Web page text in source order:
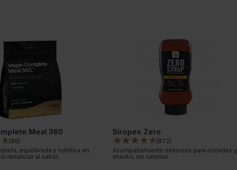
Meal 360
(86)
equilibrada y nutritiva en
renunciar al sabor.
Siropes Zero
(872)
Acompañamiento delicioso para comidas y
snacks, sin calorías.